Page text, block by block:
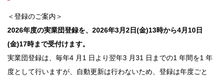
＜登録のご案内＞
2026年度の実業団登録を、2026年3月2日(金)13時から4月10日
(金)17時まで受付けます。
実業団登録は、毎年4 月1 日より翌年3 月31 日までの1 年間を1 年
度として行いますが、自動更新は行わないため、登録は年度ごと